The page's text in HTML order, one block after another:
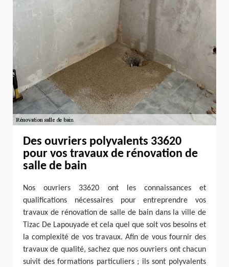
Des ouvriers polyvalents 33620
pour vos travaux de rénovation de
salle de bain
Nos ouvriers 33620 ont les connaissances et
qualifications nécessaires pour entreprendre vos
travaux de rénovation de salle de bain dans la ville de
Tizac De Lapouyade et cela quel que soit vos besoins et
la complexité de vos travaux. Afin de vous fournir des
travaux de qualité, sachez que nos ouvriers ont chacun
suivit des formations particuliers ; ils sont polyvalents